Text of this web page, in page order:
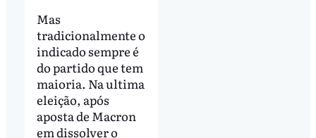
Mas
tradicionalmente o
indicado sempre é
do partido que tem
maioria. Na ultima
eleição, após
aposta de Macron
em dissolver o